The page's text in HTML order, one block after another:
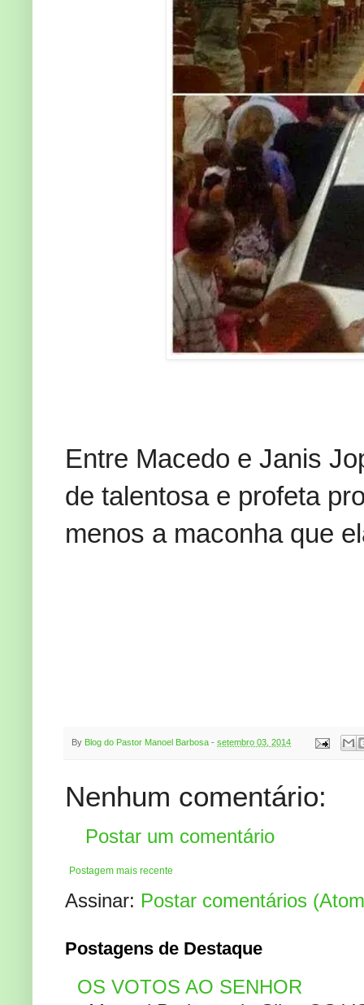
Entre Macedo e Janis
de talentosa e profeta
menos a maconha que
By Blog do Pastor Manoel Barbosa - setembro 03, 2014
Nenhum comentário:
Postar um comentário
Postagem mais recente
Assinar: Postar comentários
Postagens de Destaque
OS VOTOS AO SENHOR